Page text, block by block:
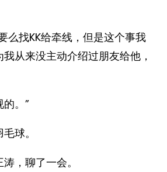
么找KK给牵线，但是这个事我
从来没主动介绍过朋友给他，
。”
球。
，聊了一会。